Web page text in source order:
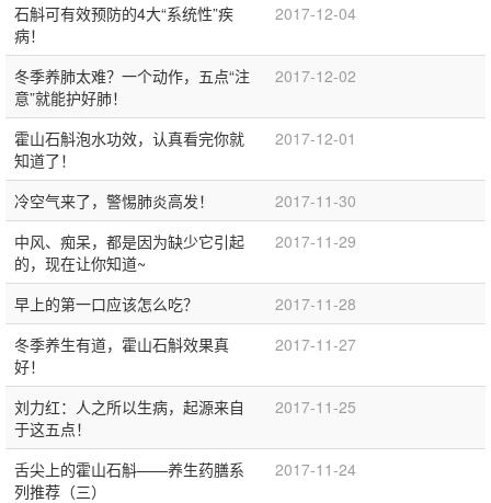
石斛可有效预防的4大“系统性”疾
病！
2017-12-04
冬季养肺太难？一个动作，五点“注
意”就能护好肺！
2017-12-02
霍山石斛泡水功效，认真看完你就
知道了！
2017-12-01
冷空气来了，警惕肺炎高发！
2017-11-30
中风、痴呆，都是因为缺少它引起
的，现在让你知道~
2017-11-29
早上的第一口应该怎么吃？
2017-11-28
冬季养生有道，霍山石斛效果真
好！
2017-11-27
刘力红：人之所以生病，起源来自
于这五点！
2017-11-25
舌尖上的霍山石斛——养生药膳系
列推荐（三）
2017-11-24